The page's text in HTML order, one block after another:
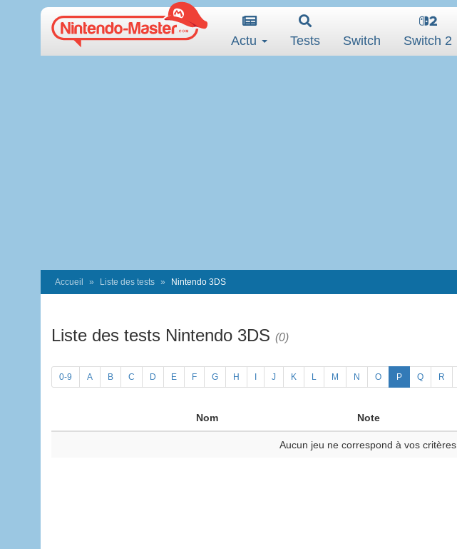
Actu Tests Switch Switch 2
Accueil Liste des tests Nintendo 3DS
Liste des tests Nintendo 3DS (0)
0-9 A B C D E F G H J K L M N O P Q R
Nom Note
Aucun jeu ne correspond à vos critères.